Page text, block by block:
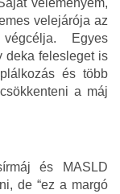
velejárója az
Egyes
deka felesleget is
és több
a máj
és MASLD
de “ez a margó